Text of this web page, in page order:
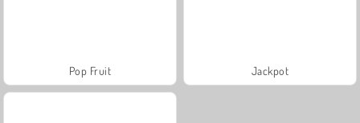
Pop Fruit Jackpot